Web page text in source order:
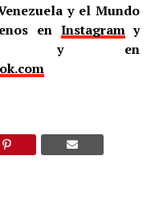
y el Mundo
en Instagramy
en